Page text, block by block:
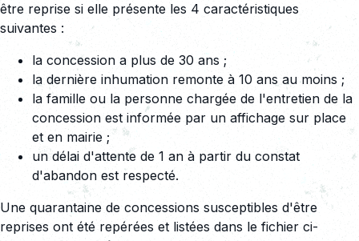
être reprise si elle présente les 4 caractéristiques
suivantes :
la concession a plus de 30 ans ;
la dernière inhumation remonte à 10 ans au moins ;
la famille ou la personne chargée de l'entretien de la
concession est informée par un affichage sur place
et en mairie ;
un délai d'attente de 1 an à partir du constat
d'abandon est respecté.
Une quarantaine de concessions susceptibles d'être
reprises ont été repérées et listées dans le fichier ci-